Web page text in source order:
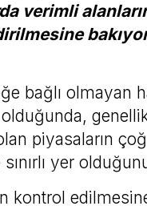
verimli
bağlı olmayan
piyasaların
yer
kontrol